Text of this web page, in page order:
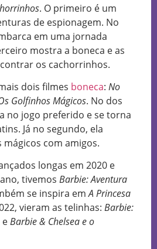
. O primeiro é um
de espionagem. No
em uma jornada
mostra a boneca e as
os cachorrinhos.
dois filmes boneca: No
Golfinhos Mágicos. No dos
no jogo preferido e se torna
Já no segundo, ela
com amigos.
longas em 2020 e
tivemos Barbie: Aventura
se inspira emA Princesa
vieram as telinhas: Barbie:
eBarbie & Chelsea e o